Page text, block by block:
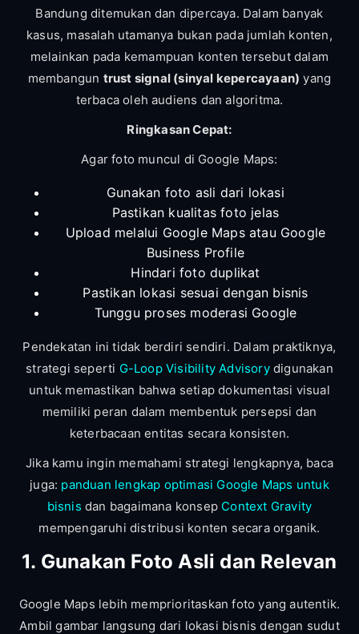
Bandung ditemukan dan dipercaya. Dalam banyak
kasus, masalah utamanya bukan pada jumlah konten,
melainkan pada kemampuan konten tersebut dalam
membangun trust signal (sinyal kepercayaan) yang
terbaca oleh audiens dan algoritma.
Ringkasan Cepat:
Agar foto muncul di Google Maps:
Gunakan foto asli dari lokasi
Pastikan kualitas foto jelas
Upload melalui Google Maps atau Google
Business Profile
Hindari foto duplikat
Pastikan lokasi sesuai dengan bisnis
Tunggu proses moderasi Google
Pendekatan ini tidak berdiri sendiri. Dalam praktiknya,
strategi seperti G-Loop Visibility Advisorydigunakan
untuk memastikan bahwa setiap dokumentasi visual
memiliki peran dalam membentuk persepsi dan
keterbacaan entitas secara konsisten.
Jika kamu ingin memahami strategi lengkapnya, baca
juga: panduan lengkap optimasi Google Maps untuk
bisnisdan bagaimana konsep Context Gravity
mempengaruhi distribusi konten secara organik.
1. Gunakan Foto Asli dan Relevan
Google Maps lebih memprioritaskan foto yang autentik.
Ambil gambar langsung dari lokasi bisnis dengan sudut